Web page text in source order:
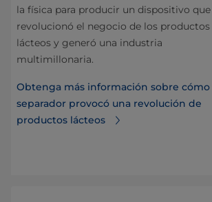
la física para producir un dispositivo que
revolucionó el negocio de los productos
lácteos y generó una industria
multimillonaria.
Obtenga más información sobre cómo
separador provocó una revolución de
productos lácteos